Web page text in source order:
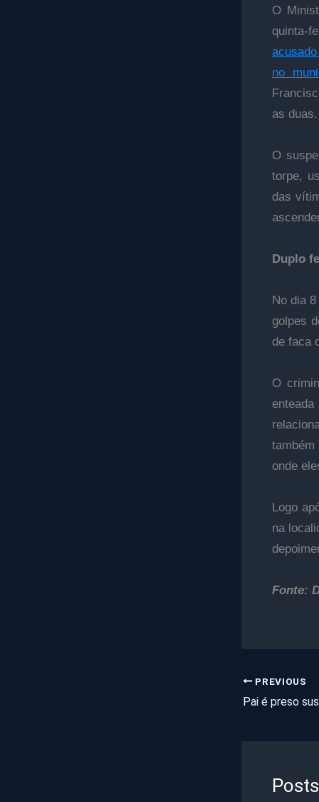
O
quinta-
no
as duas.
O
torpe,
das
Duplo
No dia
golpes
de faca
O
onde
Logo
na
Fonte:
PREVIOUS